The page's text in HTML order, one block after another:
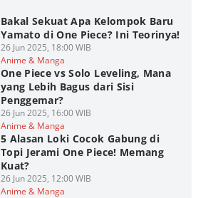
Bakal Sekuat Apa Kelompok Baru
Yamato di One Piece? Ini Teorinya!
26 Jun 2025, 18:00 WIB
Anime & Manga
One Piece vs Solo Leveling, Mana
yang Lebih Bagus dari Sisi
Penggemar?
26 Jun 2025, 16:00 WIB
Anime & Manga
5 Alasan Loki Cocok Gabung di
Topi Jerami One Piece! Memang
Kuat?
26 Jun 2025, 12:00 WIB
Anime & Manga